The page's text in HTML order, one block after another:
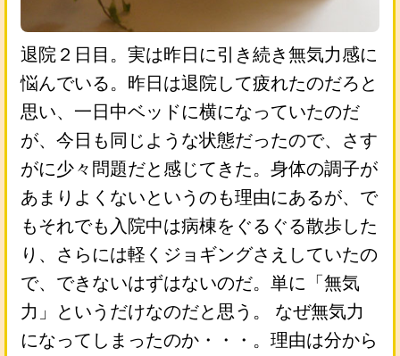
退院２日目。実は昨日に引き続き無気力感に
悩んでいる。昨日は退院して疲れたのだろと
思い、一日中ベッドに横になっていたのだ
が、今日も同じような状態だったので、さす
がに少々問題だと感じてきた。身体の調子が
あまりよくないというのも理由にあるが、で
もそれでも入院中は病棟をぐるぐる散歩した
り、さらには軽くジョギングさえしていたの
で、できないはずはないのだ。単に「無気
力」というだけなのだと思う。 なぜ無気力
になってしまったのか・・・。理由は分から